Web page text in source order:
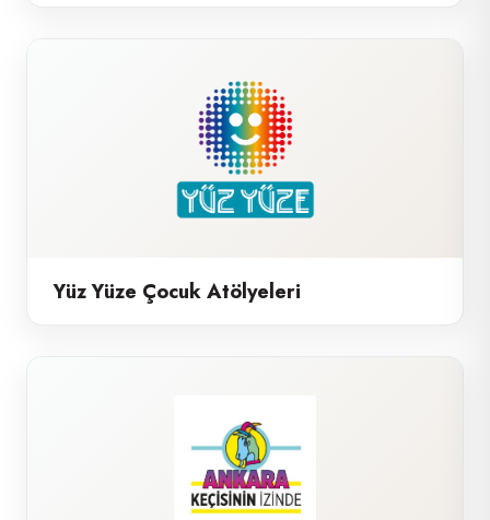
Yüz Yüze Çocuk Atölyeleri